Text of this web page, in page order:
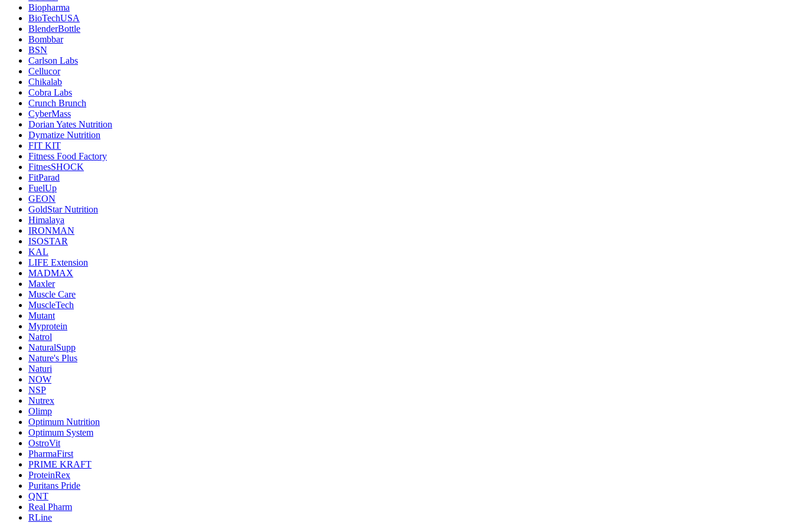
Biopharma
BioTechUSA
BlenderBottle
Bombbar
BSN
Carlson Labs
Cellucor
Chikalab
Cobra Labs
Crunch Brunch
CyberMass
Dorian Yates Nutrition
Dymatize Nutrition
FIT KIT
Fitness Food Factory
FitnesSHOCK
FitParad
FuelUp
GEON
GoldStar Nutrition
Himalaya
IRONMAN
ISOSTAR
KAL
LIFE Extension
MADMAX
Maxler
Muscle Care
MuscleTech
Mutant
Myprotein
Natrol
NaturalSupp
Nature's Plus
Naturi
NOW
NSP
Nutrex
Olimp
Optimum Nutrition
Optimum System
OstroVit
PharmaFirst
PRIME KRAFT
ProteinRex
Puritans Pride
QNT
Real Pharm
RLine